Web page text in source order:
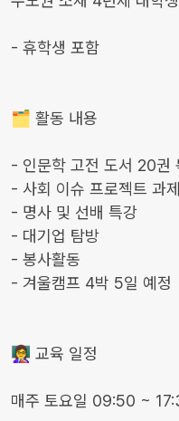
- 휴학생 포함
🗂️ 활동 내용
- 인문학 고전 도서 20권
- 사회 이슈 프로젝트 과제
- 명사 및 선배 특강
- 대기업 탐방
- 봉사활동
- 겨울캠프 4박 5일 예정
👩‍🏫 교육 일정
매주 토요일 09:50 ~